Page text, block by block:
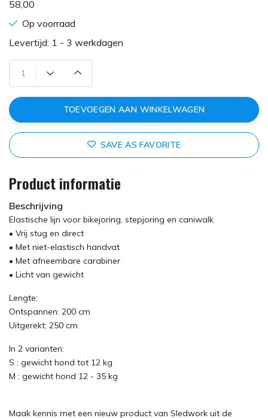
58,00
Op voorraad
Levertijd: 1 - 3 werkdagen
TOEVOEGEN AAN WINKELWAGEN
SAVE AS FAVORITE
Product informatie
Beschrijving
Elastische lijn voor bikejoring, stepjoring en caniwalk
• Vrij stug en direct
• Met niet-elastisch handvat
• Met afneembare carabiner
• Licht van gewicht
Lengte:
Ontspannen: 200 cm
Uitgerekt: 250 cm
In 2 varianten:
S : gewicht hond tot 12 kg
M : gewicht hond 12 - 35 kg
Maak kennis met een nieuw product van Sledwork uit de